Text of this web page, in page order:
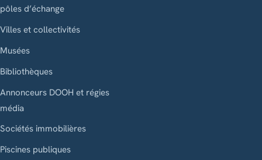
pôles d’échange
Villes et collectivités
Musées
Bibliothèques
Annonceurs DOOH et régies
média
Sociétés immobilières
Piscines publiques